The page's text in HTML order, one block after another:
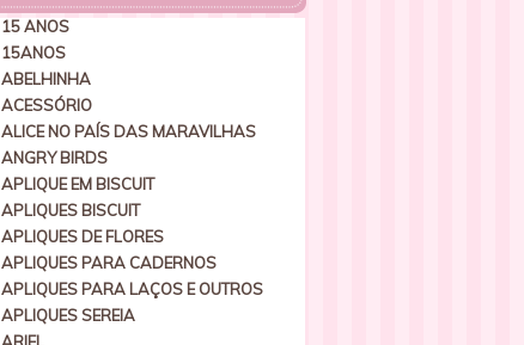
15 ANOS
15ANOS
ABELHINHA
ACESSÓRIO
ALICE NO PAÍS DAS MARAVILHAS
ANGRY BIRDS
APLIQUE EM BISCUIT
APLIQUES BISCUIT
APLIQUES DE FLORES
APLIQUES PARA CADERNOS
APLIQUES PARA LAÇOS E OUTROS
APLIQUES SEREIA